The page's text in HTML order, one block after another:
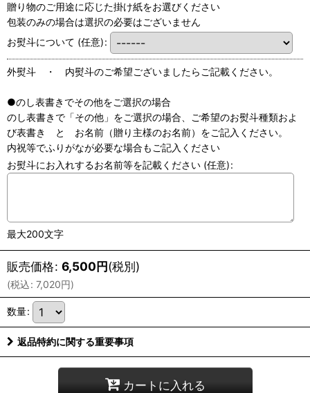
贈り物のご用途に応じた掛け紙をお選びください
包装のみの場合は選択の必要はございません
お熨斗について (任意):
外熨斗 ・ 内熨斗のご希望ございましたらご記載ください。
●のし表書きでその他をご選択の場合
のし表書きで「その他」をご選択の場合、ご希望のお熨斗種類およ
び表書き と お名前（贈り主様のお名前）をご記入ください。
内祝等でふりがなが必要な場合もご記入ください
お熨斗にお入れするお名前等を記載ください (任意):
最大200文字
販売価格: 6,500円(税別)
(税込: 7,020円)
数量:
返品特約に関する重要事項
カートに入れる